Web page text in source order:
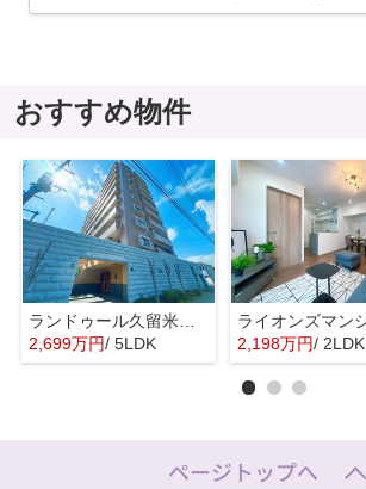
おすすめ物件
ランドゥール久留米サウスステージ☆仲介手数料無料☆
2,699万円/ 5LDK
2,198万円/ 2LDK
ページトップへ